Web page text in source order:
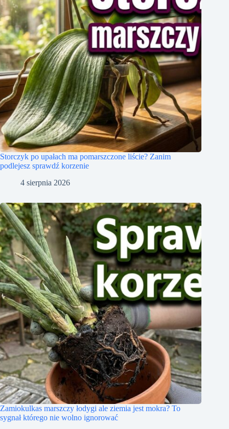
Storczyk po upałach ma pomarszczone liście? Zanim
podlejesz sprawdź korzenie
4 sierpnia 2026
Zamiokulkas marszczy łodygi ale ziemia jest mokra? To
sygnał którego nie wolno ignorować